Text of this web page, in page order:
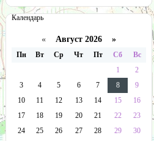
Календарь
« Август 2026 »
Пн Вт Ср Чт Пт Сб
Вс
1
2
3
4 5 6 7 8
9
10
11 12 13 14 15
16
17
18 19 20 21 22
23
24
25 26 27 28 29
30